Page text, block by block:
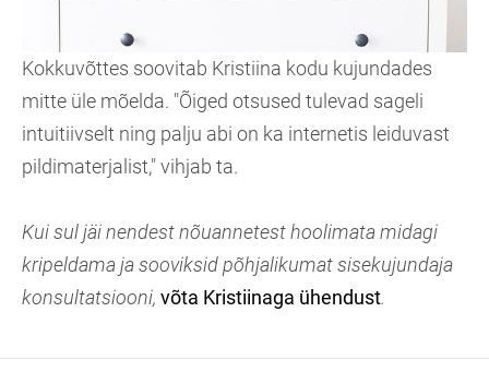
Kokkuvõttes soovitab Kristiina kodu kujundades
mitte üle mõelda. "Õiged otsused tulevad sageli
intuitiivselt ning palju abi on ka internetis leiduvast
pildimaterjalist," vihjab ta.
Kui sul jäi nendest nõuannetest hoolimata midagi
kripeldama ja sooviksid põhjalikumat sisekujundaja
konsultatsiooni, võta Kristiinaga ühendust.